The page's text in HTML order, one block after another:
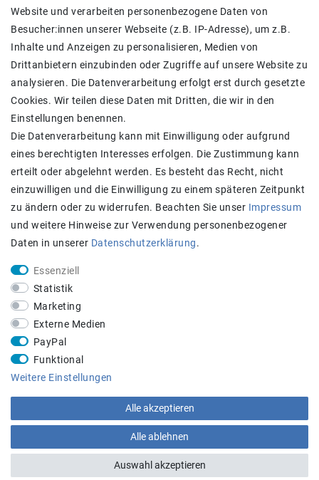
Versand
Widerrufs­recht
Widerrufs­formular
Impressum
Daten­schutz­erklärung
AGB
Kontakt
Zahlung und Versand
STAY CONNECTED
+43 660 5136005
Website und verarbeiten personenbezogene Daten von
Besucher:innen unserer Webseite (z.B. IP-Adresse), um z.B.
Inhalte und Anzeigen zu personalisieren, Medien von
Drittanbietern einzubinden oder Zugriffe auf unsere Website zu
analysieren. Die Datenverarbeitung erfolgt erst durch gesetzte
Cookies. Wir teilen diese Daten mit Dritten, die wir in den
Einstellungen benennen.
Die Datenverarbeitung kann mit Einwilligung oder aufgrund
eines berechtigten Interesses erfolgen. Die Zustimmung kann
erteilt oder abgelehnt werden. Es besteht das Recht, nicht
einzuwilligen und die Einwilligung zu einem späteren Zeitpunkt
zu ändern oder zu widerrufen. Beachten Sie unser Impressum
und weitere Hinweise zur Verwendung personenbezogener
Daten in unserer Daten­schutz­erklärung.
Essenziell
Statistik
Marketing
Externe Medien
PayPal
Funktional
Weitere Einstellungen
Alle akzeptieren
Alle ablehnen
Auswahl akzeptieren
Plenty Lions